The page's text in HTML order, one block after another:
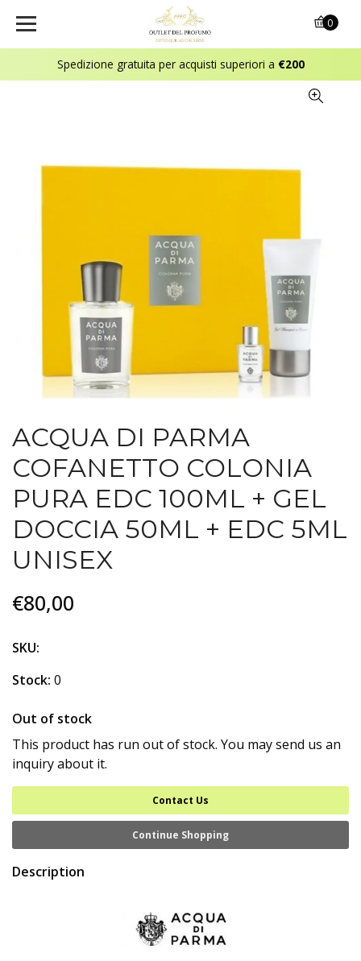
Spedizione gratuita per acquisti superiori a €200
0
ACQUA DI PARMA
COFANETTO COLONIA
PURA EDC 100ML + GEL
DOCCIA 50ML + EDC 5ML
UNISEX
€80,00
SKU:
Stock: 0
Out of stock
This product has run out of stock. You may send us an
inquiry about it.
Contact Us
Continue Shopping
Description